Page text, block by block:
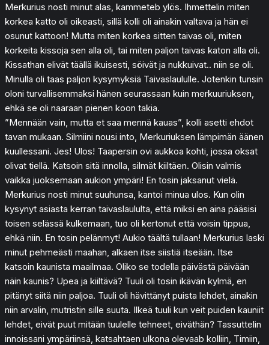
Merkurius nosti minut alas, kammeteb ylös. Ihmettelin miten
korkea katto oli oikeasti, sillä kolli oli ainakin valtava ja hän ei
osunut kattoon! Mutta miten korkea sitten taivas oli, miten
korkeita kissoja sen alla oli, tai miten paljon taivas katon alla oli.
Kissathan elivät täällä ikuisesti, söivät ja nukkuivat.. niin se oli.
Minulla oli taas paljon kysymyksiä Taivaslaululle. Jotenkin tunsin
oloni turvallisemmaksi hänen seurassaan kuin merkuuriuksen,
ehkä se oli naaraan pienen koon takia.
”Mennään vain, mutta et saa mennä kauas”, kolli asetti ehdot
tavan mukaan. Silmiini nousi into, Merkuriuksen lämpimän äänen
kuullessani. Jes! Ulos! Taapersin ovi aukkoa kohti, jossa oksat
olivat tiellä. Katsoin sitä innolla, silmät kiiltäen. Olisin valmis
vaikka juoksemaan aukion ympäri! En tosin jaksanut vielä.
Merkurius nosti minut suuhunsa, kantoi minua ulos. Kun olin
kysynyt asiasta kerran taivaslaululta, että miksi en aina pääsisi
toisen selässä kulkemaan, tuo oli kertonut että voisin tippua,
ehkä niin. En tosin pelänmyt! Aukio täältä tullaan! Merkurius laski
minut pehmeästi maahan, alkaen itse siistiä itseään. Itse
katsoin kaunista maailmaa. Oliko se todella päivästä päivään
näin kaunis? Upea ja kiiltävä? Tuuli oli tosin ikävän kylmä, en
pitänyt siitä niin paljoa. Tuuli oli hävittänyt puista lehdet, ainakin
niin arvalin, mutristin sille suuta. Ilkeä tuuli kun veit puiden kauniit
lehdet, eivät puut mitään tuulelle tehneet, eiväthän? Tassuttelin
innoissani ympäriinsä, katsahtaen ulkona olevaab kolliin, Timiin,